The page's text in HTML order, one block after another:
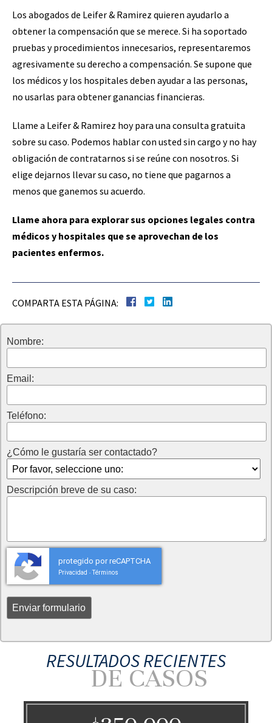
Los abogados de Leifer & Ramirez quieren ayudarlo a
obtener la compensación que se merece. Si ha soportado
pruebas y procedimientos innecesarios, representaremos
agresivamente su derecho a compensación. Se supone que
los médicos y los hospitales deben ayudar a las personas,
no usarlas para obtener ganancias financieras.
Llame a Leifer & Ramirez hoy para una consulta gratuita
sobre su caso. Podemos hablar con usted sin cargo y no hay
obligación de contratarnos si se reúne con nosotros. Si
elige dejarnos llevar su caso, no tiene que pagarnos a
menos que ganemos su acuerdo.
Llame ahora para explorar sus opciones legales contra
médicos y hospitales que se aprovechan de los
pacientes enfermos.
COMPARTA ESTA PÁGINA:
Nombre:
Email:
Teléfono:
¿Cómo le gustaría ser contactado?
Descripción breve de su caso:
protegido por reCAPTCHA
Privacidad - Términos
RESULTADOS RECIENTES
DE CASOS